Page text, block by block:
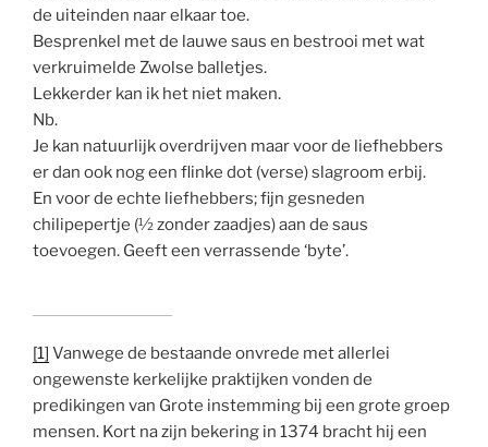
de uiteinden naar elkaar toe.
Besprenkel met de lauwe saus en bestrooi met wat
verkruimelde Zwolse balletjes.
Lekkerder kan ik het niet maken.
Nb.
Je kan natuurlijk overdrijven maar voor de liefhebbers
er dan ook nog een flinke dot (verse) slagroom erbij.
En voor de echte liefhebbers; fijn gesneden
chilipepertje (½ zonder zaadjes) aan de saus
toevoegen. Geeft een verrassende ‘byte’.
[1] Vanwege de bestaande onvrede met allerlei
ongewenste kerkelijke praktijken vonden de
predikingen van Grote instemming bij een grote groep
mensen. Kort na zijn bekering in 1374 bracht hij een